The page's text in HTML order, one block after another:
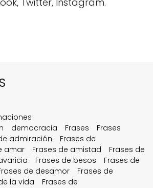
democracia Frases
Frases
admiración
Frases de
amar Frases de amistad
Frases de
Frases de besos
Frases de
de desamor
Frases de
la vida
Frases de